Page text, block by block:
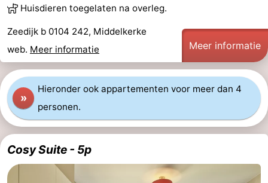
Westhoek
Contact
Huisdieren toegelaten na overleg.
Zeedijk b 0104 242, Middelkerke
web. Meer informatie Meer informatie
»
Hieronder ook appartementen voor meer dan 4
personen.
Cosy Suite - 5p